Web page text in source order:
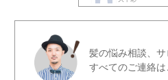
髪の悩み相談、
すべてのご連絡は